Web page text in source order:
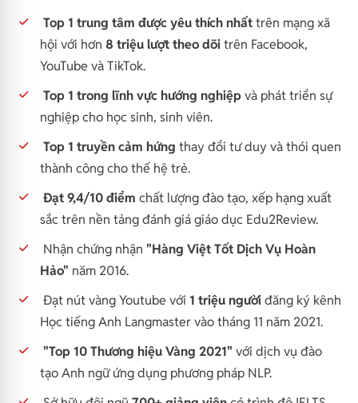
Top 1 trung tâm được yêu thích nhấttrên mạng xã
hội với hơn 8 triệu lượt theo dõitrên Facebook,
YouTube và TikTok.
Top 1 trong lĩnh vực hướng nghiệpvà phát triển sự
nghiệp cho học sinh, sinh viên.
Top 1 truyền cảm hứng thay đổi tư duy và thói quen
thành công cho thế hệ trẻ.
Đạt 9,4/10 điểm chất lượng đào tạo, xếp hạng xuất
sắc trên nền tảng đánh giá giáo dục Edu2Review.
Nhận chứng nhận "Hàng Việt Tốt Dịch Vụ Hoàn
Hảo" năm 2016.
Đạt nút vàng Youtube với 1 triệu ngườiđăng ký kênh
Học tiếng Anh Langmaster vào tháng 11 năm 2021.
"Top 10 Thương hiệu Vàng 2021" với dịch vụ đào
tạo Anh ngữ ứng dụng phương pháp NLP.